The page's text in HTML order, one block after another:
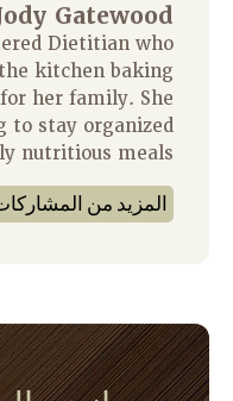
Gatewood
Dietitian who
kitchen baking
her family. She
to stay organized
nutritious meals.
المزيد من